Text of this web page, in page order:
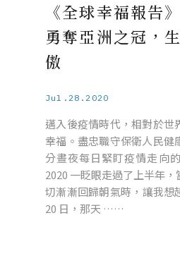
《全球幸福報告
勇奪亞洲之冠，
傲
Jul.28.2020
邁入後疫情時代，相對於世
幸福。盡忠職守保衛人民健
分晝夜每日緊盯疫情走向
2020 一眨眼走過了上半年
切漸漸回歸朝氣時，讓我想
20 日，那天 ……